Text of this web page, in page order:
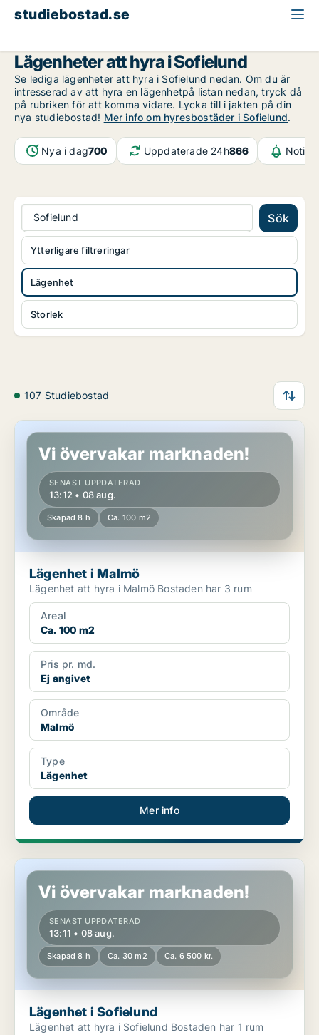
studiebostad.se
Lägenheter att hyra i Sofielund
Se lediga lägenheter att hyra i Sofielund nedan. Om du är
intresserad av att hyra en lägenhetpå listan nedan, tryck då
på rubriken för att komma vidare. Lycka till i jakten på din
nya studiebostad! Mer info om hyresbostäder i Sofielund.
Nya i dag700 Uppdaterade 24h866
Sofielund Sök
Lägenhet
Storlek
Ytterligare filtreringar
107 Studiebostad
Lägenhet i Malmö
Vi övervakar marknaden!
SENAST UPPDATERAD
13:12 • 08 aug.
Skapad 8 h Ca. 100 m2
Lägenhet i Malmö
Lägenhet att hyra i Malmö Bostaden har 3 rum
Areal
Ca. 100 m2
Pris pr. md.
Ej angivet
Område
Malmö
Type
Lägenhet
Mer info
Lägenhet i Sofielund
Vi övervakar marknaden!
SENAST UPPDATERAD
13:11 • 08 aug.
Skapad 8 h Ca. 30 m2 Ca. 6 500 kr.
Lägenhet i Sofielund
Lägenhet att hyra i Sofielund Bostaden har 1 rum